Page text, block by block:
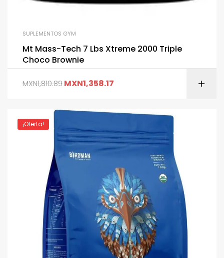
SUPLEMENTOS GYM
Mt Mass-Tech 7 Lbs Xtreme 2000 Triple
Choco Brownie
MXN1,810.89 MXN1,358.17
¡Oferta!